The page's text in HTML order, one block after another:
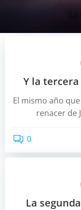
Y la
El mismo año
renacer de
0
La